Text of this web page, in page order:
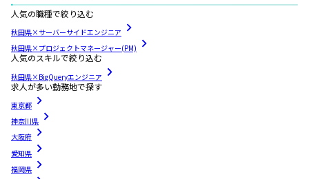
人気の職種で絞り込む
秋田県×サーバーサイドエンジニア
秋田県×プロジェクトマネージャー(PM)
人気のスキルで絞り込む
秋田県×BigQueryエンジニア
求人が多い勤務地で探す
東京都
神奈川県
大阪府
愛知県
福岡県